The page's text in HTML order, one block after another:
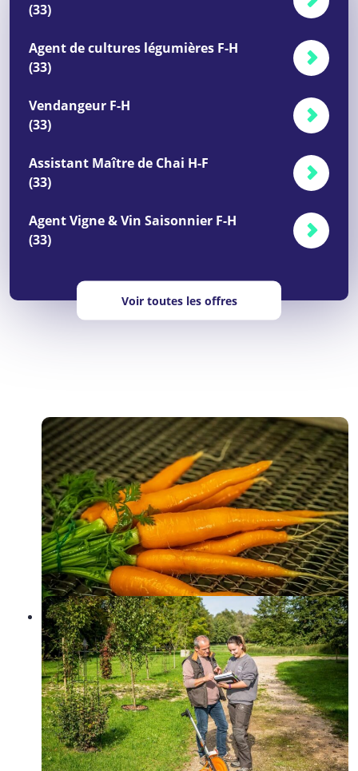
(33)
Agent de cultures légumières F-H
(33)
Vendangeur F-H
(33)
Assistant Maître de Chai H-F
(33)
Agent Vigne & Vin Saisonnier F-H
(33)
Voir toutes les offres